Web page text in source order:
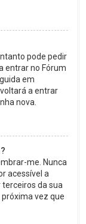
pode pedir
entrar no Fórum
em
a entrar
nova.
me. Nunca
acessível a
terceiros da sua
vez que